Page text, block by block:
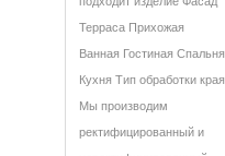
Терраса Прихожая
Ванная Гостиная Спальня
Кухня Тип обработки края
Мы производим
ректифицированный и